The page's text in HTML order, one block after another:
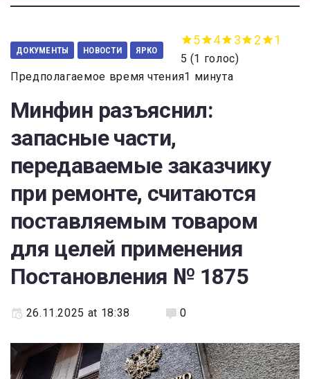
ДОКУМЕНТЫ НОВОСТИ ЯРКО
5 4 3 2 1
5 (1 голос)
Предполагаемое время чтения1 минута
Минфин разъяснил:
запасные части,
передаваемые заказчику
при ремонте, считаются
поставляемым товаром
для целей применения
Постановления № 1875
26.11.2025 at 18:38 0